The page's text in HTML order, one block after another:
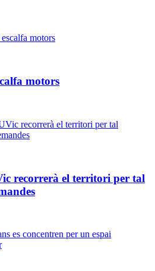
motors
recorrerà el territori per tal